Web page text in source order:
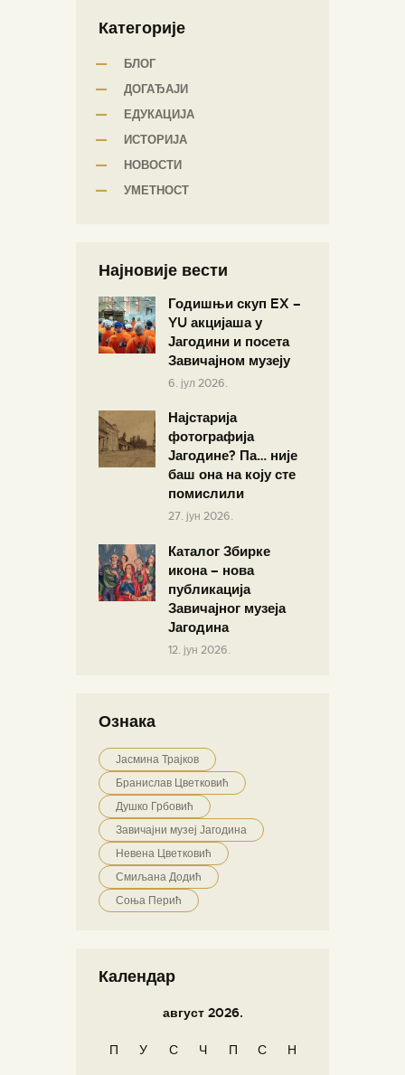
Категорије
БЛОГ
ДОГАЂАЈИ
ЕДУКАЦИЈА
ИСТОРИЈА
НОВОСТИ
УМЕТНОСТ
Најновије вести
Годишњи скуп EX –
YU акцијаша у
Јагодини и посета
Завичајном музеју
6. јул 2026.
Најстарија
фотографија
Јагодине? Па… није
баш она на коју сте
помислили
27. јун 2026.
Каталог Збирке
икона – нова
публикација
Завичајног музеја
Јагодина
12. јун 2026.
Ознака
Јасмина Трајков
Бранислав Цветковић
Душко Грбовић
Завичајни музеј Јагодина
Невена Цветковић
Смиљана Додић
Соња Перић
Календар
август 2026.
П У С Ч П С Н